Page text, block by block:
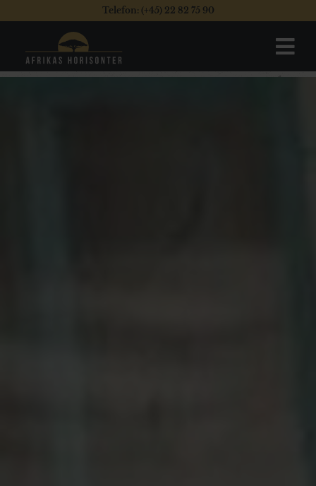
Telefon: (+45) 22 82 75 90